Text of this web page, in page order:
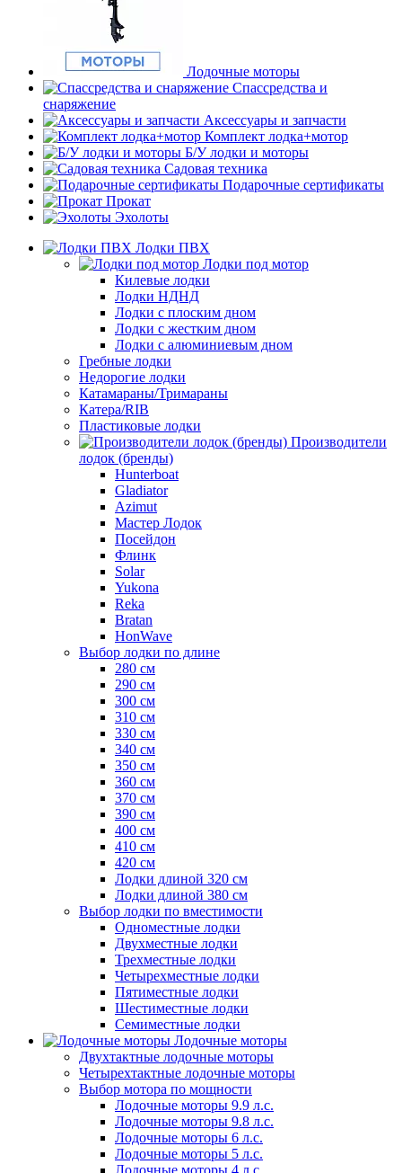
Лодочные моторы
Спассредства и
снаряжение
Аксессуары и запчасти
Комплект лодка+мотор
Б/У лодки и моторы
Садовая техника
Подарочные сертификаты
Прокат
Эхолоты
Лодки ПВХ
Лодки под мотор
Килевые лодки
Лодки НДНД
Лодки с плоским дном
Лодки с жестким дном
Лодки с алюминиевым дном
Гребные лодки
Недорогие лодки
Катамараны/Тримараны
Катера/RIB
Пластиковые лодки
Производители
лодок (бренды)
Hunterboat
Gladiator
Azimut
Мастер Лодок
Посейдон
Флинк
Solar
Yukona
Reka
Bratan
HonWave
Выбор лодки по длине
280 см
290 см
300 см
310 см
330 см
340 см
350 см
360 см
370 см
390 см
400 см
410 см
420 см
Лодки длиной 320 см
Лодки длиной 380 см
Выбор лодки по вместимости
Одноместные лодки
Двухместные лодки
Трехместные лодки
Четырехместные лодки
Пятиместные лодки
Шестиместные лодки
Семиместные лодки
Лодочные моторы
Двухтактные лодочные моторы
Четырехтактные лодочные моторы
Выбор мотора по мощности
Лодочные моторы 9.9 л.с.
Лодочные моторы 9.8 л.с.
Лодочные моторы 6 л.с.
Лодочные моторы 5 л.с.
Лодочные моторы 4 л.с.